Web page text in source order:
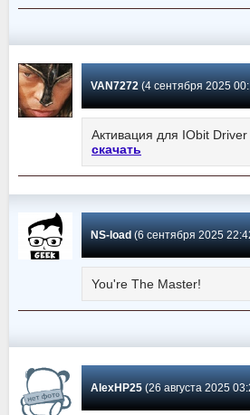
VAN7272(4 сентября 2025 00:19)
Активация для IObit
скачать
NS-load(6 сентября 2025 22:42)
You're The Master!
AlexHP25(26 августа 2025 03:22)